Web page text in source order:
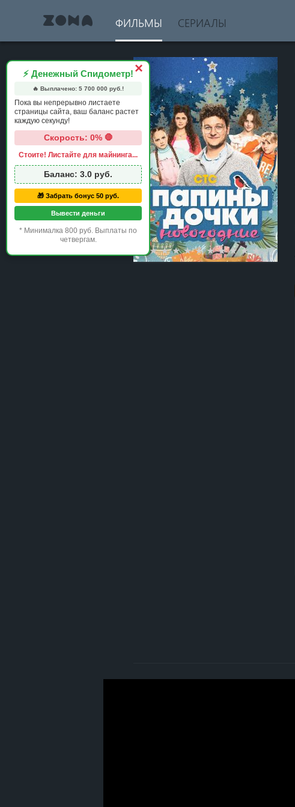
ФИЛЬМЫ СЕРИАЛЫ
10 stars
9 stars
8 stars
7 stars
6 stars
5 stars
4 stars
3 stars
2 stars
1 star
×
⚡ Денежный Спидометр!
🔥 Выплачено: 5 700 000 руб.!
Пока вы непрерывно листаете
страницы сайта, ваш баланс растет
каждую секунду!
Скорость: 0% 🛑
Стоите! Листайте для майнинга...
Баланс: 3.0 руб.
🎁 Забрать бонус 50 руб.
Вывести деньги
* Минималка 800 руб. Выплаты по
четвергам.